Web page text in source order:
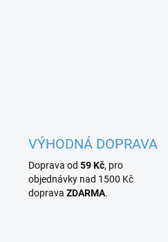
VÝHODNÁ DOPRAVA
Doprava od 59 Kč, pro
objednávky nad 1500 Kč
doprava ZDARMA.